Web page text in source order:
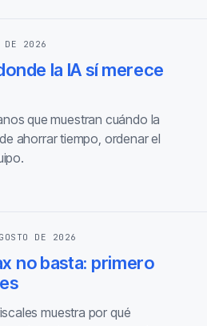
DE 2026
la IA sí merece
que muestran cuándo la
ahorrar tiempo, ordenar el
DE 2026
no basta: primero
muestra por qué